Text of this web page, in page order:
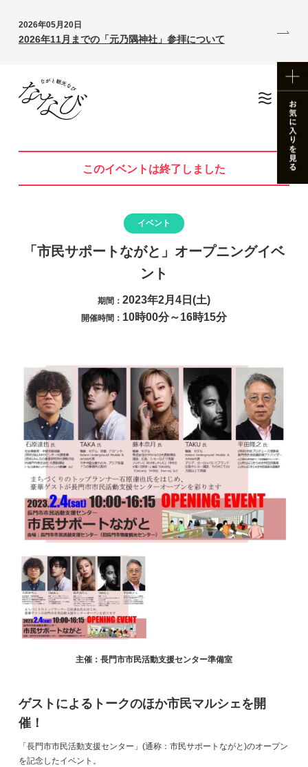
2026年05月20日
2026年11月までの「元乃隅神社」参拝について
このイベントは終了しました
イベント
「市民サポートながと」オープニングイベ
ント
期間： 2023年2月4日(土)
開催時間： 10時00分～16時15分
主催：長門市市民活動支援センター準備室
ゲストによるトークのほか市民マルシェを開
催！
「長門市市民活動支援センター」(通称：市民サポートながと)のオープン
を記念したイベント。